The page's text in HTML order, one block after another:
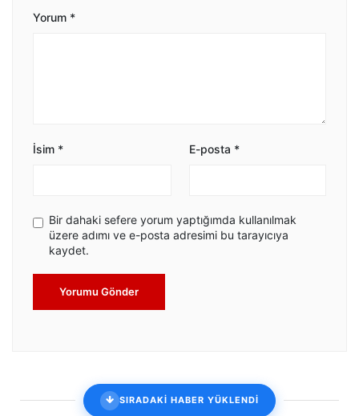
Yorum *
İsim * E-posta *
Bir dahaki sefere yorum yaptığımda kullanılmak
üzere adımı ve e-posta adresimi bu tarayıcıya
kaydet.
Yorumu Gönder
SIRADAKİ HABER YÜKLENDİ